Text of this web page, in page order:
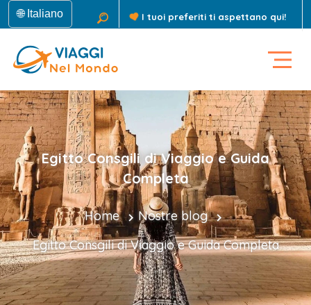
🌐 Italiano I tuoi preferiti ti aspettano qui!
Egitto Consgili di Viaggio e Guida
Completa
Home
Nostre blog
Egitto Consgili di Viaggio e Guida Completa